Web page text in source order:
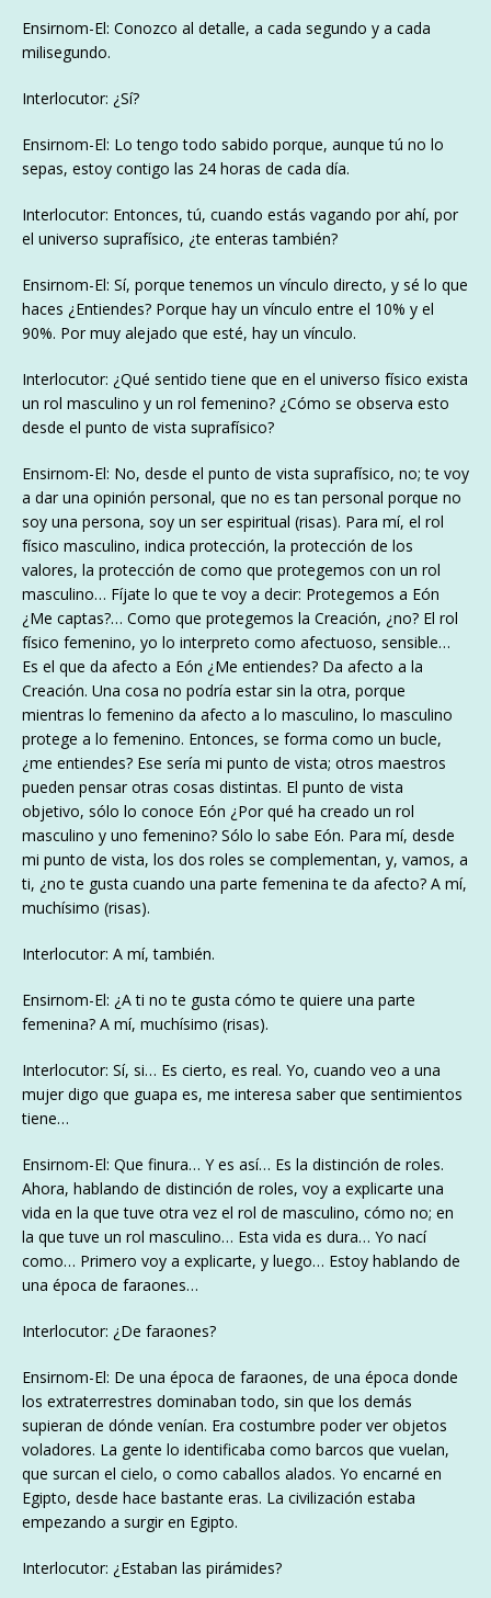
Ensirnom-El: Conozco al detalle, a cada segundo y a cada
milisegundo.
Interlocutor: ¿Sí?
Ensirnom-El: Lo tengo todo sabido porque, aunque tú no lo
sepas, estoy contigo las 24 horas de cada día.
Interlocutor: Entonces, tú, cuando estás vagando por ahí, por
el universo suprafísico, ¿te enteras también?
Ensirnom-El: Sí, porque tenemos un vínculo directo, y sé lo que
haces ¿Entiendes? Porque hay un vínculo entre el 10% y el
90%. Por muy alejado que esté, hay un vínculo.
Interlocutor: ¿Qué sentido tiene que en el universo físico exista
un rol masculino y un rol femenino? ¿Cómo se observa esto
desde el punto de vista suprafísico?
Ensirnom-El: No, desde el punto de vista suprafísico, no; te voy
a dar una opinión personal, que no es tan personal porque no
soy una persona, soy un ser espiritual (risas). Para mí, el rol
físico masculino, indica protección, la protección de los
valores, la protección de como que protegemos con un rol
masculino… Fíjate lo que te voy a decir: Protegemos a Eón
¿Me captas?… Como que protegemos la Creación, ¿no? El rol
físico femenino, yo lo interpreto como afectuoso, sensible…
Es el que da afecto a Eón ¿Me entiendes? Da afecto a la
Creación. Una cosa no podría estar sin la otra, porque
mientras lo femenino da afecto a lo masculino, lo masculino
protege a lo femenino. Entonces, se forma como un bucle,
¿me entiendes? Ese sería mi punto de vista; otros maestros
pueden pensar otras cosas distintas. El punto de vista
objetivo, sólo lo conoce Eón ¿Por qué ha creado un rol
masculino y uno femenino? Sólo lo sabe Eón. Para mí, desde
mi punto de vista, los dos roles se complementan, y, vamos, a
ti, ¿no te gusta cuando una parte femenina te da afecto? A mí,
muchísimo (risas).
Interlocutor: A mí, también.
Ensirnom-El: ¿A ti no te gusta cómo te quiere una parte
femenina? A mí, muchísimo (risas).
Interlocutor: Sí, si… Es cierto, es real. Yo, cuando veo a una
mujer digo que guapa es, me interesa saber que sentimientos
tiene…
Ensirnom-El: Que finura… Y es así… Es la distinción de roles.
Ahora, hablando de distinción de roles, voy a explicarte una
vida en la que tuve otra vez el rol de masculino, cómo no; en
la que tuve un rol masculino… Esta vida es dura… Yo nací
como… Primero voy a explicarte, y luego… Estoy hablando de
una época de faraones…
Interlocutor: ¿De faraones?
Ensirnom-El: De una época de faraones, de una época donde
los extraterrestres dominaban todo, sin que los demás
supieran de dónde venían. Era costumbre poder ver objetos
voladores. La gente lo identificaba como barcos que vuelan,
que surcan el cielo, o como caballos alados. Yo encarné en
Egipto, desde hace bastante eras. La civilización estaba
empezando a surgir en Egipto.
Interlocutor: ¿Estaban las pirámides?